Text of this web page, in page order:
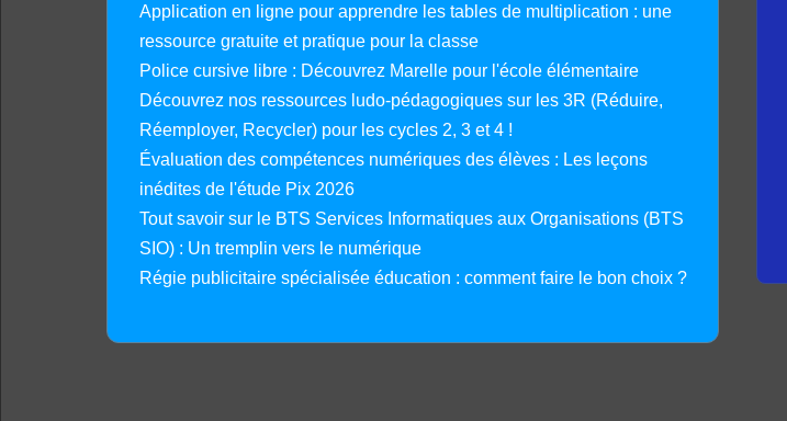
Application en ligne pour apprendre les tables de multiplication : une
ressource gratuite et pratique pour la classe
Police cursive libre : Découvrez Marelle pour l'école élémentaire
Découvrez nos ressources ludo-pédagogiques sur les 3R (Réduire,
Réemployer, Recycler) pour les cycles 2, 3 et 4 !
Évaluation des compétences numériques des élèves : Les leçons
inédites de l'étude Pix 2026
Tout savoir sur le BTS Services Informatiques aux Organisations (BTS
SIO) : Un tremplin vers le numérique
Régie publicitaire spécialisée éducation : comment faire le bon choix ?